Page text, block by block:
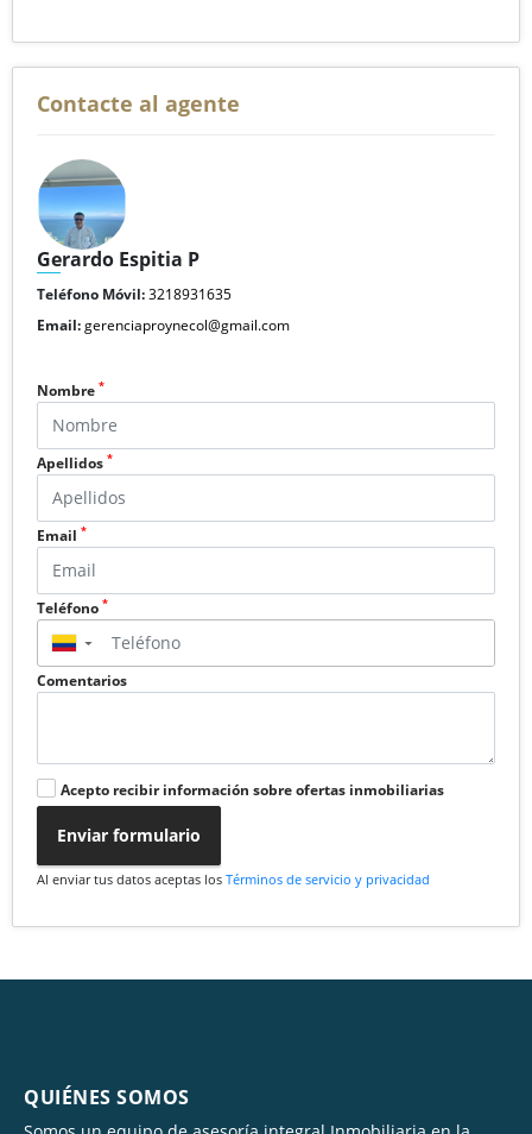
Contacte al agente
Gerardo Espitia P
Teléfono Móvil:3218931635
Email:gerenciaproynecol@gmail.com
Nombre *
Apellidos *
Email *
Teléfono *
▼
Comentarios
Acepto recibir información sobre ofertas inmobiliarias
Enviar formulario
Al enviar tus datos aceptas los Términos de servicio y privacidad
QUIÉNES SOMOS